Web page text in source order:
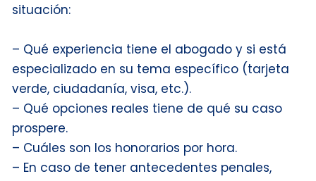
situación:
– Qué experiencia tiene el abogado y si está
especializado en su tema específico (tarjeta
verde, ciudadanía, visa, etc.).
– Qué opciones reales tiene de qué su caso
prospere.
– Cuáles son los honorarios por hora.
– En caso de tener antecedentes penales,